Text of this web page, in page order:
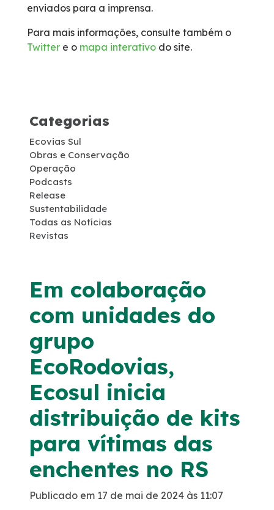
Guincho
Socorro Médico
Cargas Especiais
Links Úteis
SAU's
Carta ao Usuário
Notícias
Podcasts
Sustentabilidade
Compromissos Voluntários ESG
Projetos Socioambientais
Política de Gestão Integrada
enviados para a imprensa.
Para mais informações, consulte também o
Twitter e o mapa interativo do site.
Categorias
Ecovias Sul
Obras e Conservação
Operação
Podcasts
Release
Sustentabilidade
Todas as Notícias
Revistas
Em colaboração
com unidades do
grupo
EcoRodovias,
Ecosul inicia
distribuição de kits
para vítimas das
enchentes no RS
Publicado em 17 de mai de 2024 às 11:07